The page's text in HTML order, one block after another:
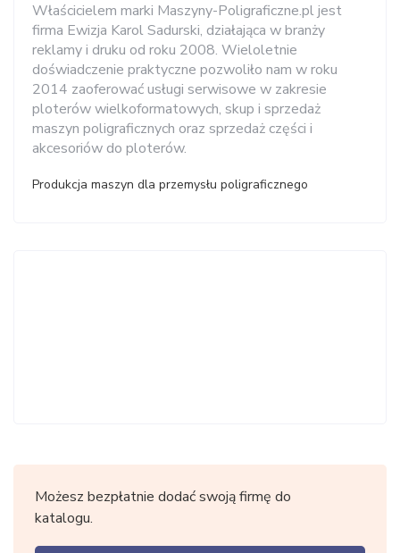
Właścicielem marki Maszyny-Poligraficzne.pl jest
firma Ewizja Karol Sadurski, działająca w branży
reklamy i druku od roku 2008. Wieloletnie
doświadczenie praktyczne pozwoliło nam w roku
2014 zaoferować usługi serwisowe w zakresie
ploterów wielkoformatowych, skup i sprzedaż
maszyn poligraficznych oraz sprzedaż części i
akcesoriów do ploterów.
Produkcja maszyn dla przemysłu poligraficznego
Możesz bezpłatnie dodać swoją firmę do
katalogu.